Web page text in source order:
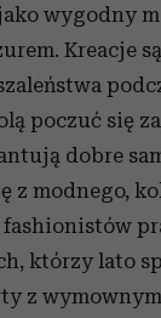
wygodny
Kreacje
poczuć się
dobre
z modnego,
którzy lato
z